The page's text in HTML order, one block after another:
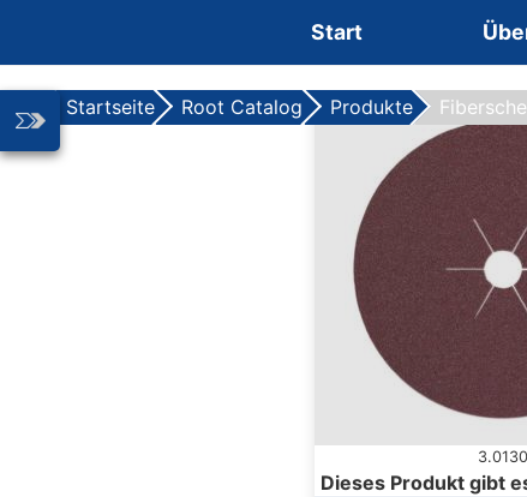
Start
Startseite Root Catalog Produkte
Dieses Produkt gibt